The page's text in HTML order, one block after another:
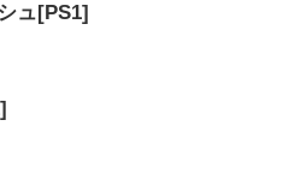
ュ[PS1]